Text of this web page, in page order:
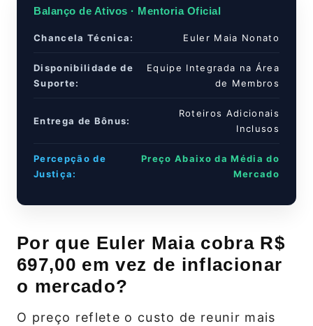
Balanço de Ativos · Mentoria Oficial
Chancela Técnica: Euler Maia Nonato
Disponibilidade de
Suporte:
Equipe Integrada na Área
de Membros
Entrega de Bônus:
Roteiros Adicionais
Inclusos
Percepção de
Justiça:
Preço Abaixo da Média do
Mercado
Por que Euler Maia cobra R$
697,00 em vez de inflacionar
o mercado?
O preço reflete o custo de reunir mais